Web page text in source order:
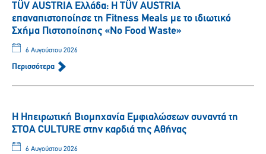
TÜV AUSTRIA Ελλάδα: Η TÜV AUSTRIA
επαναπιστοποίησε τη Fitness Meals με το ιδιωτικό
Σχήμα Πιστοποίησης «No Food Waste»
6 Αυγούστου 2026
Περισσότερα
Η Ηπειρωτική Βιομηχανία Εμφιαλώσεων συναντά τη
ΣΤΟΑ CULTURE στην καρδιά της Αθήνας
6 Αυγούστου 2026